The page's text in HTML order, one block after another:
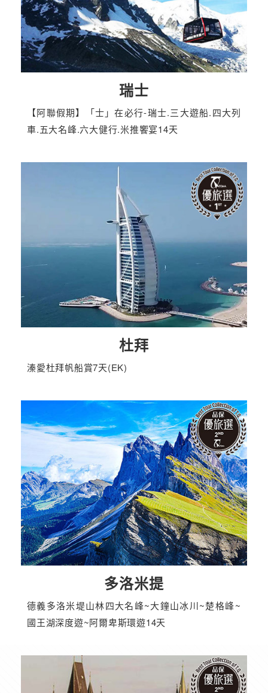
瑞士
【阿聯假期】「士」在必行-瑞士.三大遊船.四大列
車.五大名峰.六大健行.米推饗宴14天
杜拜
溱愛杜拜帆船賞7天(EK)
多洛米提
德義多洛米堤山林四大名峰~大鐘山冰川~楚格峰~
國王湖深度遊~阿爾卑斯環遊14天